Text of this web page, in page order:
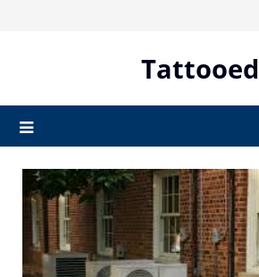
Tattooed